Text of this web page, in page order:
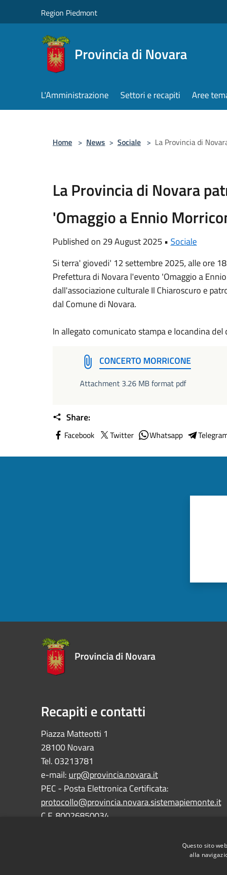
Region Piedmont
Provincia di Novara
L'Amministrazione Settori e recapiti Aree
Home > News > Sociale > La Provincia di
La Provincia di Novara
'Omaggio a Ennio
Published on 29 August 2025 • Sociale
Si terra' giovedi' 12 settembre 2025, alle ore
Prefettura di Novara l'evento 'Omaggio a
dall'associazione culturale Il Chiaroscuro e
dal Comune di Novara.
In allegato comunicato stampa e locandina del
CONCERTO MORRICONE
Attachment 3.26 MB format pdf
Share:
Facebook Twitter Whatsapp
Provincia di Novara
Recapiti e contatti
Piazza Matteotti 1
28100 Novara
Tel. 03213781
e-mail: urp@provincia.novara.it
PEC - Posta Elettronica Certificata:
protocollo@provincia.novara.sistemapiemonte.it
C.F. 80026850034
Questo sito
alla